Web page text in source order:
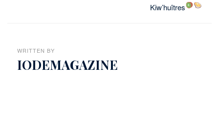
Kiw’huîtres
WRITTEN BY
IODEMAGAZINE